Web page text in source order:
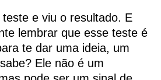
e viu o resultado. E
lembrar que esse teste é
te dar uma ideia, um
Ele não é um